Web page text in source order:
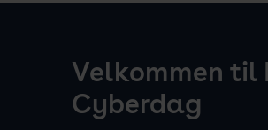
Velkommen til
Cyberdag